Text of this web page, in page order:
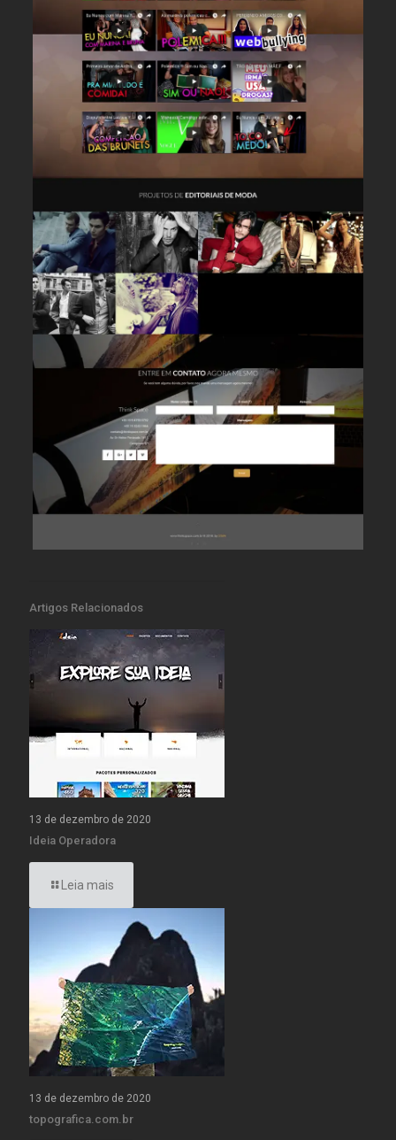
Artigos Relacionados
13 de dezembro de 2020
Ideia Operadora
Leia mais
13 de dezembro de 2020
topografica.com.br